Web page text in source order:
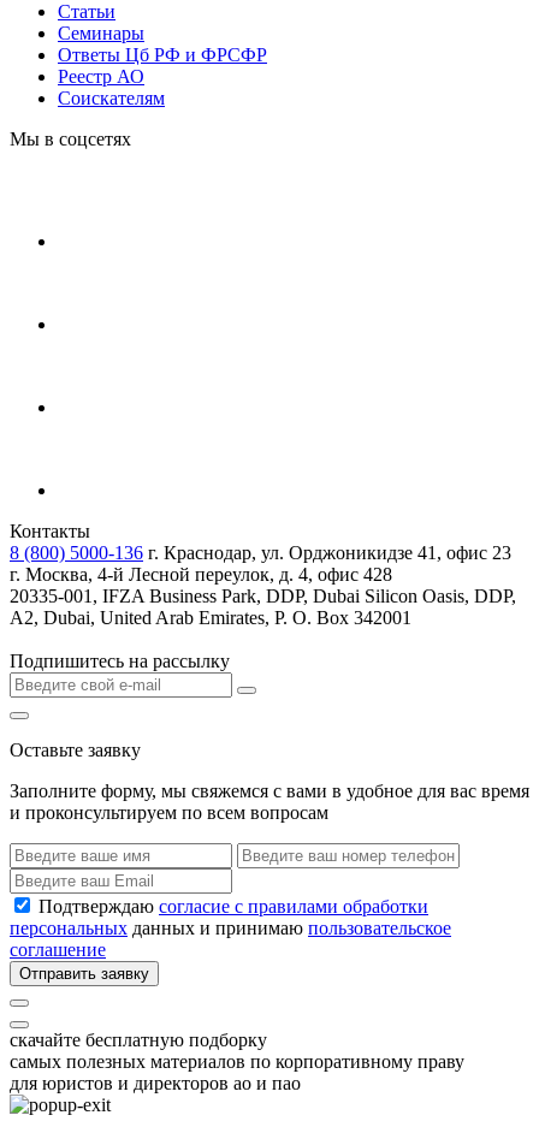
Статьи
Cеминары
Ответы Цб РФ и ФРСФР
Реестр АО
Соискателям
Мы в соцсетях
Контакты
8 (800) 5000-136 г. Краснодар, ул. Орджоникидзе 41, офис 23
г. Москва, 4-й Лесной переулок, д. 4, офис 428
20335-001, IFZA Business Park, DDP, Dubai Silicon Oasis, DDP,
A2, Dubai, United Arab Emirates, P. O. Box 342001
Подпишитесь на рассылку
Оставьте заявку
Заполните форму, мы свяжемся с вами в удобное для вас время
и проконсультируем по всем вопросам
Подтверждаю согласие с правилами обработки
персональных данных и принимаю пользовательское
соглашение
Отправить заявку
скачайте бесплатную подборку
самых полезных материалов по корпоративному праву
для юристов и директоров ао и пао